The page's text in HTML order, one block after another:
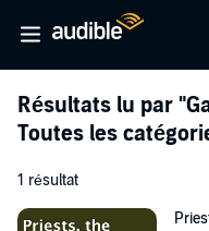
Résultats lu par
Toutes les
1 résultat